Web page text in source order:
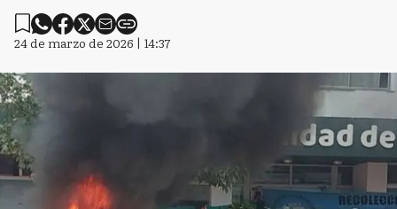
24 de marzo de 2026 | 14:37